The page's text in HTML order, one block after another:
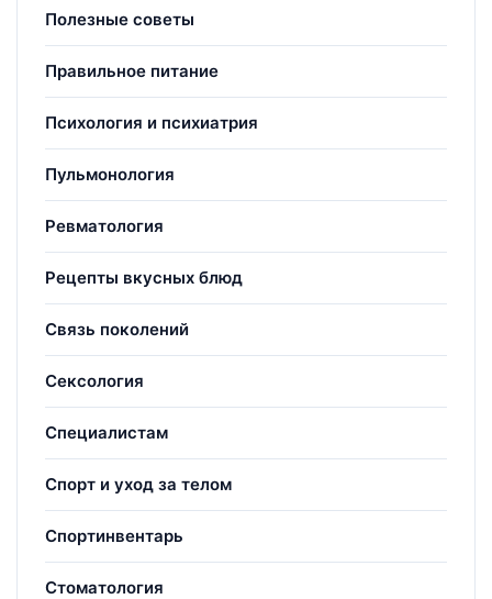
Полезные советы
Правильное питание
Психология и психиатрия
Пульмонология
Ревматология
Рецепты вкусных блюд
Связь поколений
Сексология
Специалистам
Спорт и уход за телом
Спортинвентарь
Стоматология